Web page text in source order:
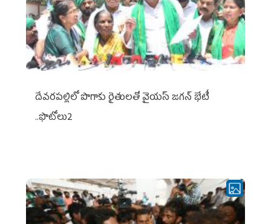
దేవరపల్లిలో పొగాకు రైతులతో వైయస్ జగన్ భేటీ
..ఫొటోలు2